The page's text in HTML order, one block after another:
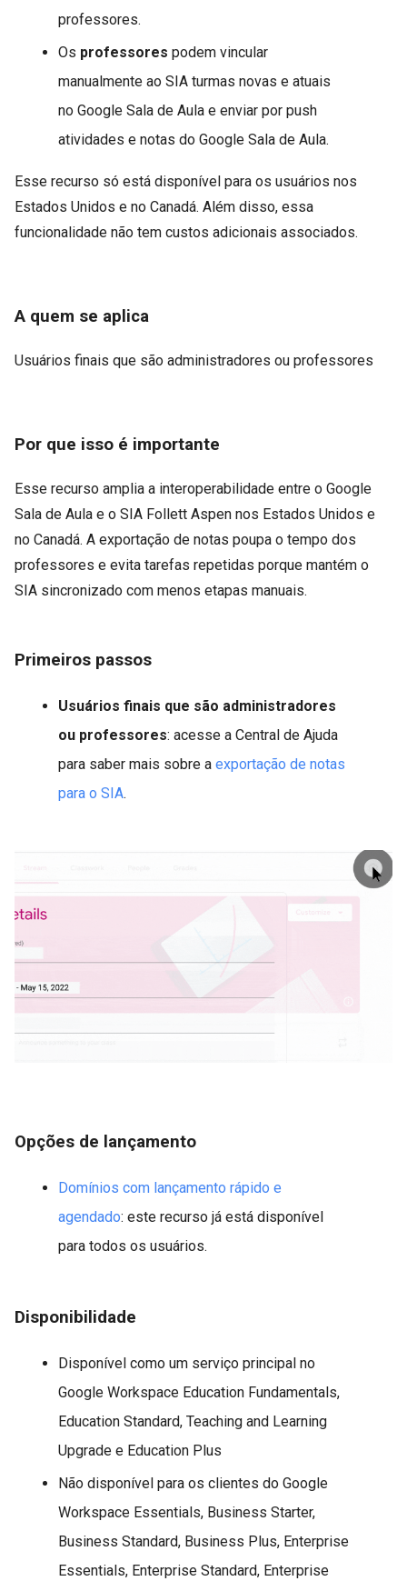
professores.
Os professores podem vincular
manualmente ao SIA turmas novas e atuais
no Google Sala de Aula e enviar por push
atividades e notas do Google Sala de Aula.
Esse recurso só está disponível para os usuários nos
Estados Unidos e no Canadá. Além disso, essa
funcionalidade não tem custos adicionais associados.
A quem se aplica
Usuários finais que são administradores ou professores
Por que isso é importante
Esse recurso amplia a interoperabilidade entre o Google
Sala de Aula e o SIA Follett Aspen nos Estados Unidos e
no Canadá. A exportação de notas poupa o tempo dos
professores e evita tarefas repetidas porque mantém o
SIA sincronizado com menos etapas manuais.
Primeiros passos
Usuários finais que são administradores
ou professores: acesse a Central de Ajuda
para saber mais sobre a exportação de notas
para o SIA.
Opções de lançamento
Domínios com lançamento rápido e
agendado: este recurso já está disponível
para todos os usuários.
Disponibilidade
Disponível como um serviço principal no
Google Workspace Education Fundamentals,
Education Standard, Teaching and Learning
Upgrade e Education Plus
Não disponível para os clientes do Google
Workspace Essentials, Business Starter,
Business Standard, Business Plus, Enterprise
Essentials, Enterprise Standard, Enterprise